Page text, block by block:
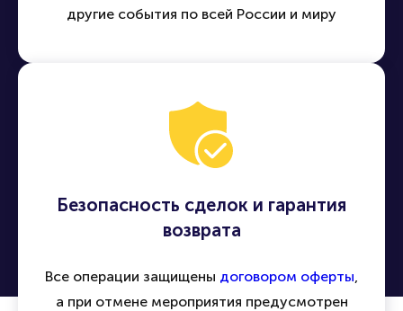
другие события по всей России и миру
Безопасность сделок и гарантия
возврата
Все операции защищены договором оферты,
а при отмене мероприятия предусмотрен